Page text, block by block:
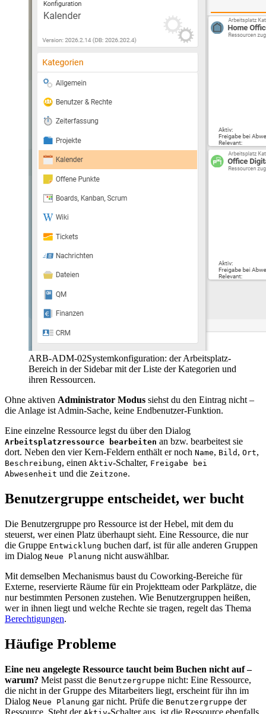
ARB-ADM-02Systemkonfiguration: der Arbeitsplatz-
Bereich in der Sidebar mit der Liste der Kategorien und
ihren Ressourcen.
Ohne aktiven Administrator Modus siehst du den Eintrag nicht –
die Anlage ist Admin-Sache, keine Endbenutzer-Funktion.
Eine einzelne Ressource legst du über den Dialog
Arbeitsplatzressource bearbeiten an bzw. bearbeitest sie
dort. Neben den vier Kern-Feldern enthält er noch Name, Bild , Ort,
Beschreibung, einen Aktiv-Schalter, Freigabe bei
Abwesenheit und die Zeitzone.
Benutzergruppe entscheidet, wer bucht
Die Benutzergruppe pro Ressource ist der Hebel, mit dem du
steuerst, wer einen Platz überhaupt sieht. Eine Ressource, die nur
die Gruppe Entwicklung buchen darf, ist für alle anderen Gruppen
im Dialog Neue Planung nicht auswählbar.
Mit demselben Mechanismus baust du Coworking-Bereiche für
Externe, reservierte Räume für ein Projektteam oder Parkplätze, die
nur bestimmten Personen zustehen. Wie Benutzergruppen heißen,
wer in ihnen liegt und welche Rechte sie tragen, regelt das Thema
Berechtigungen.
Häufige Probleme
Eine neu angelegte Ressource taucht beim Buchen nicht auf –
warum? Meist passt die Benutzergruppe nicht: Eine Ressource,
die nicht in der Gruppe des Mitarbeiters liegt, erscheint für ihn im
Dialog Neue Planung gar nicht. Prüfe die Benutzergruppe der
Ressource. Steht der
-Schalter aus, ist die Ressource ebenfalls